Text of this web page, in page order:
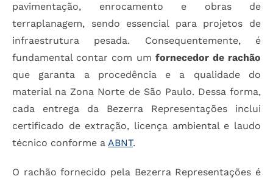
pavimentação, enrocamento e obras de
terraplanagem, sendo essencial para projetos de
infraestrutura pesada. Consequentemente, é
fundamental contar com um fornecedor de rachão
que garanta a procedência e a qualidade do
material na Zona Norte de São Paulo. Dessa forma,
cada entrega da Bezerra Representações inclui
certificado de extração, licença ambiental e laudo
técnico conforme a ABNT.
O rachão fornecido pela Bezerra Representações é